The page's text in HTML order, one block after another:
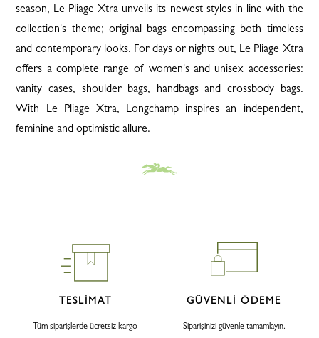
season, Le Pliage Xtra unveils its newest styles in line with the
collection's theme; original bags encompassing both timeless
and contemporary looks. For days or nights out, Le Pliage Xtra
offers a complete range of women's and unisex accessories:
vanity cases, shoulder bags, handbags and crossbody bags.
With Le Pliage Xtra, Longchamp inspires an independent,
feminine and optimistic allure.
TESLİMAT
Tüm siparişlerde ücretsiz kargo
GÜVENLİ ÖDEME
Siparişinizi güvenle tamamlayın.